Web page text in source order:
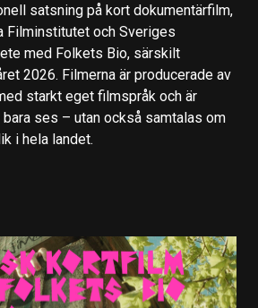
satsning på kort dokumentärfilm,
Filminstitutet och Sveriges
med Folkets Bio, särskilt
2026. Filmerna är producerade av
starkt eget filmspråk och är
ses – utan också samtalas om
i hela landet.